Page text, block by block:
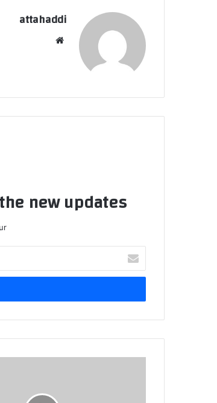
attahaddi
new updates!
خ
ب
د